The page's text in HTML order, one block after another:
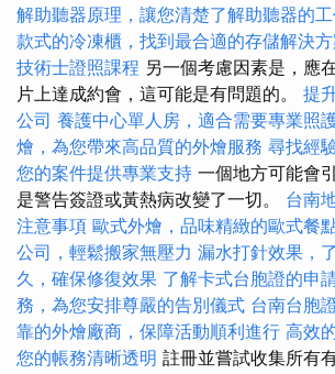
解助聽器原理，讓您清楚了解助聽器的
款式的冷凍櫃，找到最合適的存儲解決
技術士證照課程 另一個考慮因素是，應
片上達成約會，這可能是有問題的。 提
公司 養護中心單人房，適合需要專業照
燴，為您帶來高品質的外燴服務 尋找經
您的案件提供專業支持 一個地方可能會
是警告簽證或黃熱病改變了一切。 台南
注意事項 歐式外燴，品味精緻的歐式餐
公司，輕鬆搬家無壓力 漏水打針效果，
久，確保修復效果 了解卡式台胞證的申
務，為您安排尊嚴的告別儀式 台南台胞
靠的外燴廠商，保障活動順利進行 高效
您的帳務清晰透明 註冊並嘗試收集所有